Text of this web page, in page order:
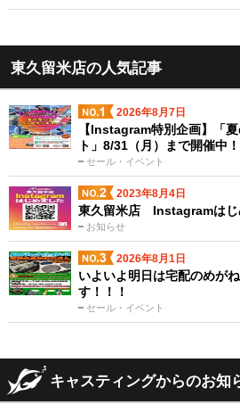
東久留米店の人気記事
2026年8月7日
セール・イベント
【Instagram特別企画】「
ト」8/31（月）まで開催中！
2023年8月4日
お知らせ
東久留米店 Instagramはじ
2026年8月1日
セール・イベント
いよいよ明日は宅配のめが
す！！！
キャスティングからのお知